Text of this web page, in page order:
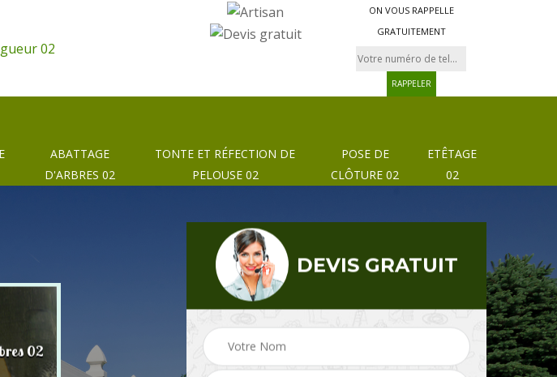
ON VOUS RAPPELLE
GRATUITEMENT
ABATTAGE
D'ARBRES 02
TONTE ET RÉFECTION DE
PELOUSE 02
POSE DE
CLÔTURE 02
ETÊTAGE
02
02 Taille de haie 02 Pose de clôture et Etêtage 02
DEVIS GRATUIT